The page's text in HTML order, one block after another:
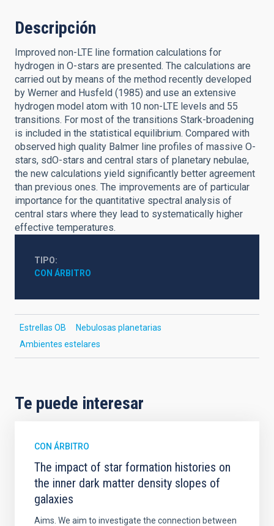
Descripción
Improved non-LTE line formation calculations for
hydrogen in O-stars are presented. The calculations are
carried out by means of the method recently developed
by Werner and Husfeld (1985) and use an extensive
hydrogen model atom with 10 non-LTE levels and 55
transitions. For most of the transitions Stark-broadening
is included in the statistical equilibrium. Compared with
observed high quality Balmer line profiles of massive O-
stars, sdO-stars and central stars of planetary nebulae,
the new calculations yield significantly better agreement
than previous ones. The improvements are of particular
importance for the quantitative spectral analysis of
central stars where they lead to systematically higher
effective temperatures.
TIPO
CON ÁRBITRO
Estrellas OB
Nebulosas planetarias
Ambientes estelares
Te puede interesar
CON ÁRBITRO
The impact of star formation histories on
the inner dark matter density slopes of
galaxies
Aims. We aim to investigate the connection between